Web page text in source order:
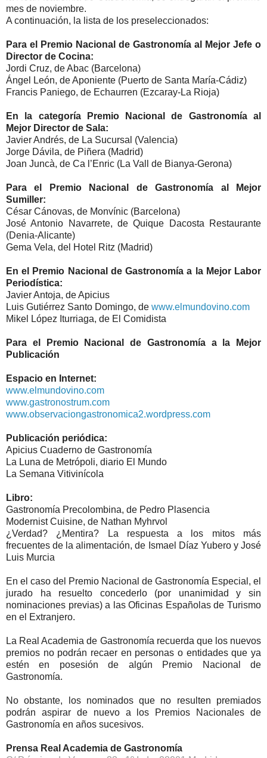
mes de noviembre.
A continuación, la lista de los preseleccionados:
Para el Premio Nacional de Gastronomía al Mejor Jefe o
Director de Cocina:
Jordi Cruz, de Abac (Barcelona)
Ángel León, de Aponiente (Puerto de Santa María-Cádiz)
Francis Paniego, de Echaurren (Ezcaray-La Rioja)
En la categoría Premio Nacional de Gastronomía al
Mejor Director de Sala:
Javier Andrés, de La Sucursal (Valencia)
Jorge Dávila, de Piñera (Madrid)
Joan Juncà, de Ca l’Enric (La Vall de Bianya-Gerona)
Para el Premio Nacional de Gastronomía al Mejor
Sumiller:
César Cánovas, de Monvínic (Barcelona)
José Antonio Navarrete, de Quique Dacosta Restaurante
(Denia-Alicante)
Gema Vela, del Hotel Ritz (Madrid)
En el Premio Nacional de Gastronomía a la Mejor Labor
Periodística:
Javier Antoja, de Apicius
Luis Gutiérrez Santo Domingo, de www.elmundovino.com
Mikel López Iturriaga, de El Comidista
Para el Premio Nacional de Gastronomía a la Mejor
Publicación
Espacio en Internet:
www.elmundovino.com
www.gastronostrum.com
www.observaciongastronomica2.wordpress.com
Publicación periódica:
Apicius Cuaderno de Gastronomía
La Luna de Metrópoli, diario El Mundo
La Semana Vitivinícola
Libro:
Gastronomía Precolombina, de Pedro Plasencia
Modernist Cuisine, de Nathan Myhrvol
¿Verdad? ¿Mentira? La respuesta a los mitos más
frecuentes de la alimentación, de Ismael Díaz Yubero y José
Luis Murcia
En el caso del Premio Nacional de Gastronomía Especial, el
jurado ha resuelto concederlo (por unanimidad y sin
nominaciones previas) a las Oficinas Españolas de Turismo
en el Extranjero.
La Real Academia de Gastronomía recuerda que los nuevos
premios no podrán recaer en personas o entidades que ya
estén en posesión de algún Premio Nacional de
Gastronomía.
No obstante, los nominados que no resulten premiados
podrán aspirar de nuevo a los Premios Nacionales de
Gastronomía en años sucesivos.
Prensa Real Academia de Gastronomía